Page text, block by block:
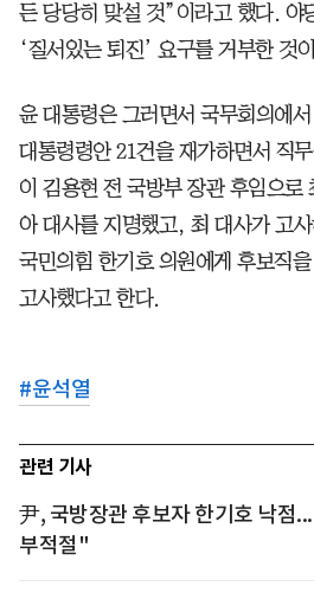
든 당당히 맞설 것”이라고 했다. 야
‘질서있는 퇴진’ 요구를 거부한 것
윤 대통령은 그러면서 국무회의에
대통령령안 21건을 재가하면서 직
이 김용현 전 국방부 장관 후임으로
아 대사를 지명했고, 최 대사가 고
국민의힘 한기호 의원에게 후보직
고사했다고 한다.
#윤석열
관련 기사
尹, 국방장관 후보자 한기호 낙점
부적절"